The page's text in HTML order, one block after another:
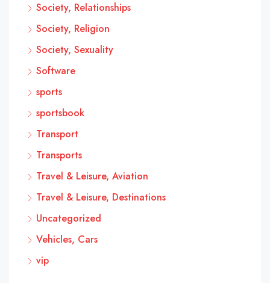
Society, Relationships
Society, Religion
Society, Sexuality
Software
sports
sportsbook
Transport
Transports
Travel & Leisure, Aviation
Travel & Leisure, Destinations
Uncategorized
Vehicles, Cars
vip